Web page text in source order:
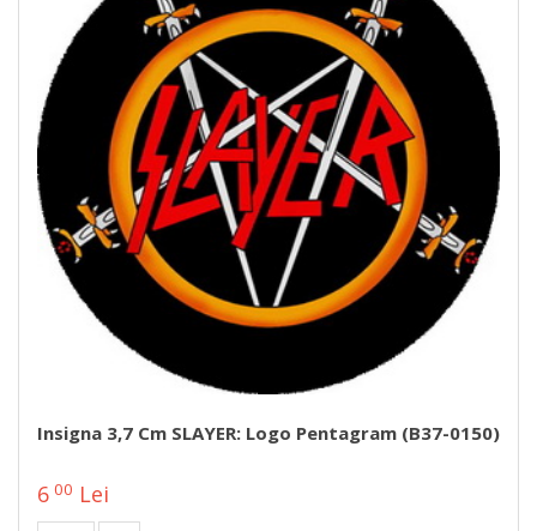
Insigna 3,7 Cm SLAYER: Logo Pentagram (B37-0150)
6 00 Lei